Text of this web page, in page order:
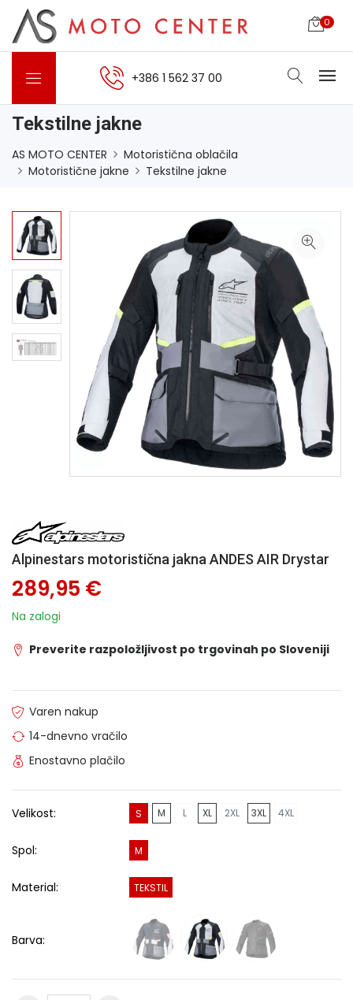
0
+386 1 562 37 00
Tekstilne jakne
AS MOTO CENTER
Motoristična oblačila
Motoristične jakne
Tekstilne jakne
Alpinestars motoristična jakna ANDES AIR Drystar
289,95 €
Na zalogi
Preverite razpoložljivost po trgovinah po Sloveniji
Varen nakup
14-dnevno vračilo
Enostavno plačilo
Velikost: S M L XL 2XL 3XL 4XL
Spol: M
Material: TEKSTIL
Barva: